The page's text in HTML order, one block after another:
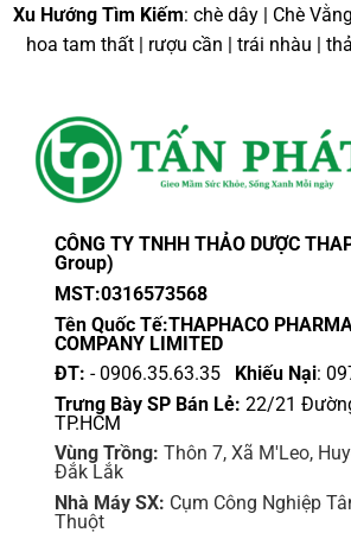
thể
được
trang
sản
phẩm
Xu Hướng Tìm Kiếm: chè dây | Chè
hoa tam thất | rượu cần | trái nhàu |
CÔNG TY TNHH THẢO DƯỢC
Group)
MST:0316573568
Tên Quốc Tế:THAPHACO
COMPANY LIMITED
ĐT: - 0906.35.63.35 Khiếu Nại:
Trưng Bày SP Bán Lẻ: 22/21
TP.HCM
Vùng Trồng: Thôn 7, Xã M'Leo,
Đắk Lắk
Nhà Máy SX: Cụm Công Nghiệp
Thuột